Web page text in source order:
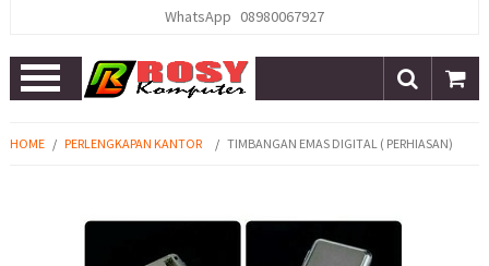
WhatsApp 08980067927
Open
Menu
HOME / PERLENGKAPAN KANTOR / TIMBANGAN EMAS DIGITAL ( PERHIASAN)